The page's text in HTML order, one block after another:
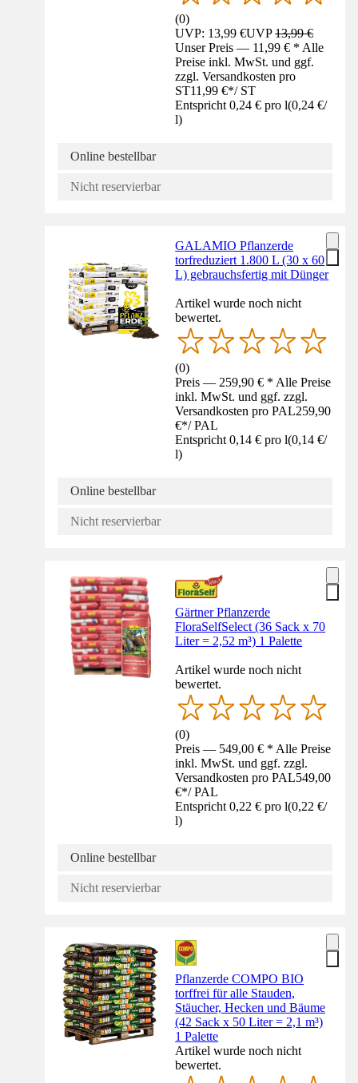
(0)
UVP: 13,99 €UVP13,99 €
Unser Preis — 11,99 € * Alle
Preise inkl. MwSt. und ggf.
zzgl. Versandkosten pro
ST11,99 €*/ ST
Entspricht 0,24 € pro l(0,24 €/
l)
Online bestellbar
Nicht reservierbar
GALAMIO Pflanzerde
torfreduziert 1.800 L (30 x 60
L) gebrauchsfertig mit Dünger
Artikel wurde noch nicht
bewertet.
(0)
Preis — 259,90 € * Alle Preise
inkl. MwSt. und ggf. zzgl.
Versandkosten pro PAL259,90
€*/ PAL
Entspricht 0,14 € pro l(0,14 €/
l)
Online bestellbar
Nicht reservierbar
Gärtner Pflanzerde
FloraSelfSelect (36 Sack x 70
Liter = 2,52 m³) 1 Palette
Artikel wurde noch nicht
bewertet.
(0)
Preis — 549,00 € * Alle Preise
inkl. MwSt. und ggf. zzgl.
Versandkosten pro PAL549,00
€*/ PAL
Entspricht 0,22 € pro l(0,22 €/
l)
Online bestellbar
Nicht reservierbar
Pflanzerde COMPO BIO
torffrei für alle Stauden,
Stäucher, Hecken und Bäume
(42 Sack x 50 Liter = 2,1 m³)
1 Palette
Artikel wurde noch nicht
bewertet.